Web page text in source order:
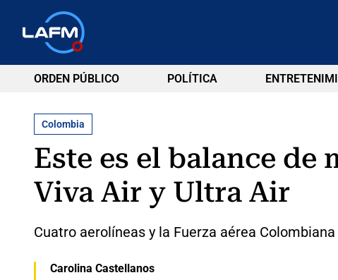
ORDEN PÚBLICO POLÍTICA
Colombia
Este es el balance
Viva Air y Ultra Air
Cuatro aerolíneas y la Fuerza aérea
Carolina Castellanos